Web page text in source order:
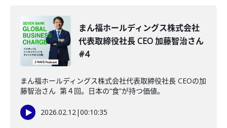
まん福ホールディングス株式会社
代表取締役社長 CEO 加藤智治さん
#4
まん福ホールディングス株式会社代表取締役社長 CEOの加
藤智治さん 第４回。日本の“食”が持つ価値。
2026.02.12|00:10:35